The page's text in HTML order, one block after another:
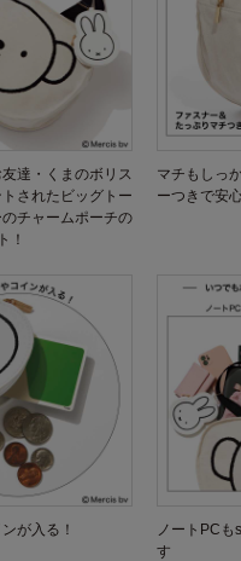
達・くまのボリス
されたビッグトー
のチャームポーチの
！
マチもしっ
ーつきで安心
が入る！
ノートPCも
す